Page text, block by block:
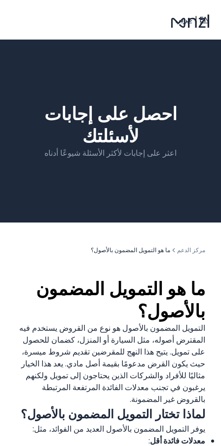
EN
|عربي
احصل على إجابات
لأسئلتك
اعثر على إجابات لأكثر الأسئلة شيوعًا أدناه
مركز الدعم ما هو التمويل المضمون بالأصول؟
ما هو التمويل المضمون
بالأصول؟
التمويل المضمون بالأصول هو نوع من القروض يستخدم فيه
المقترض أصوله، مثل السيارة أو المنزل، كضمان للحصول
على تمويل. يتيح هذا النهج للمقرضين تقديم شروط ميسرة،
حيث يكون القرض مدعومًا بقيمة أصل مادي. يعد هذا الخيار
مثاليًا للأفراد والشركات الذين يحتاجون إلى تمويل ولكنهم
يرغبون في تجنب معدلات الفائدة المرتفعة المرتبطة
بالقروض غير المضمونة.
لماذا تختار التمويل المضمون بالأصول؟
يوفر التمويل المضمون بالأصول العديد من الفوائد، مثل:
معدلات فائدة أقل: